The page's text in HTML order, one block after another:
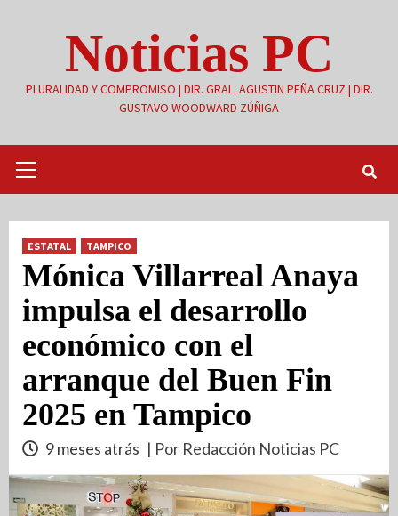
Noticias PC
PLURALIDAD Y COMPROMISO | DIR. GRAL. AGUSTIN PEÑA CRUZ | DIR.
GUSTAVO WOODWARD ZÚÑIGA
primario
ESTATAL TAMPICO
Mónica Villarreal Anaya
impulsa el desarrollo
económico con el
arranque del Buen Fin
2025 en Tampico
9 meses atrás | Por Redacción Noticias PC